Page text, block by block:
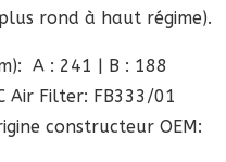
rond à haut régime).
A : 241 | B : 188
Air Filter: FB333/01
constructeur OEM: